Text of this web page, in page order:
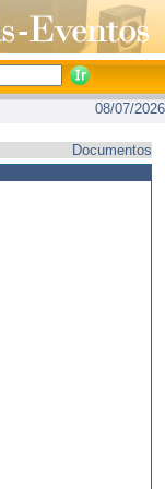
08/07/2026
Documentos